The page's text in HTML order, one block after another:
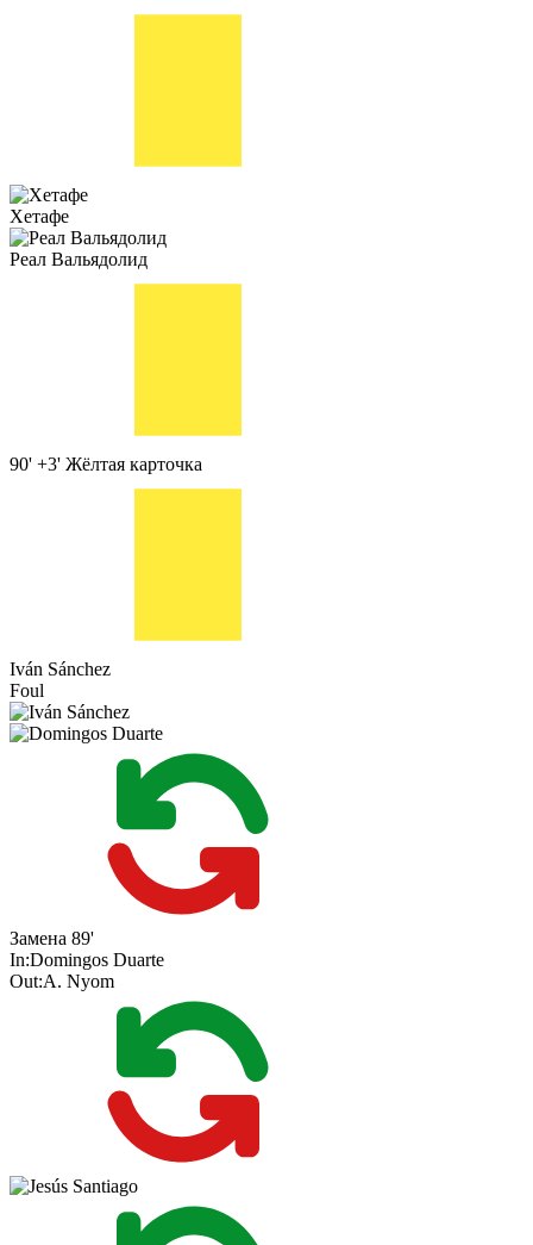
Хетафе
Реал Вальядолид
90' +3' Жёлтая карточка
Iván Sánchez
Foul
Замена 89'
In:Domingos Duarte
Out:A. Nyom